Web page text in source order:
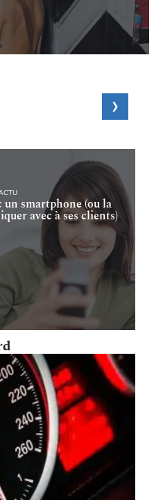
un smartphone (ou la
avec à ses clients)